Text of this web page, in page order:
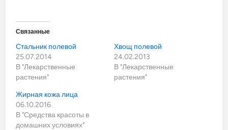
Связанные
Стальник полевой
25.07.2014
В "Лекарственные
растения"
Хвощ полевой
24.02.2013
В "Лекарственные
растения"
Жирная кожа лица
06.10.2016
В "Средства красоты в
домашних условиях"